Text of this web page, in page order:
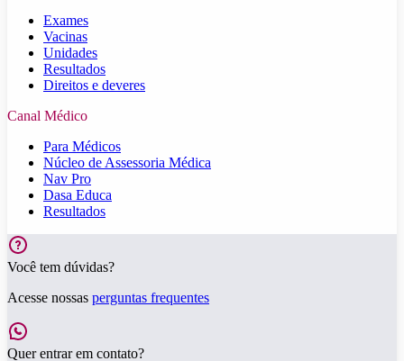
Exames
Vacinas
Unidades
Resultados
Direitos e deveres
Canal Médico
Para Médicos
Núcleo de Assessoria Médica
Nav Pro
Dasa Educa
Resultados
Você tem dúvidas?
Acesse nossas perguntas frequentes
Quer entrar em contato?